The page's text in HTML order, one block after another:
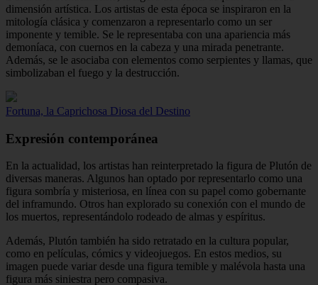
dimensión artística. Los artistas de esta época se inspiraron en la
mitología clásica y comenzaron a representarlo como un ser
imponente y temible. Se le representaba con una apariencia más
demoníaca, con cuernos en la cabeza y una mirada penetrante.
Además, se le asociaba con elementos como serpientes y llamas, que
simbolizaban el fuego y la destrucción.
Fortuna, la Caprichosa Diosa del Destino
Expresión contemporánea
En la actualidad, los artistas han reinterpretado la figura de Plutón de
diversas maneras. Algunos han optado por representarlo como una
figura sombría y misteriosa, en línea con su papel como gobernante
del inframundo. Otros han explorado su conexión con el mundo de
los muertos, representándolo rodeado de almas y espíritus.
Además, Plutón también ha sido retratado en la cultura popular,
como en películas, cómics y videojuegos. En estos medios, su
imagen puede variar desde una figura temible y malévola hasta una
figura más siniestra pero compasiva.